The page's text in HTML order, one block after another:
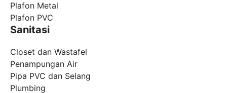
Plafon Metal
Plafon PVC
Sanitasi
Closet dan Wastafel
Penampungan Air
Pipa PVC dan Selang
Plumbing